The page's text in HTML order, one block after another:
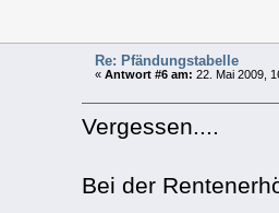
Re: Pfändungstabelle
«Antwort #6 am: 22. Mai 2009,
Vergessen....
Bei der